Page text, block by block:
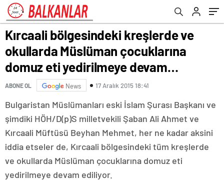
yedirilmeye devam…
Kırcaali bölgesindeki kreşlerde ve
okullarda Müslüman çocuklarına
domuz eti yedirilmeye devam…
ABONE OL News 17 Aralık 2015 18:41
Bulgaristan Müslümanları eski İslam Şurası Başkanı ve
şimdiki HÖH/D(p)S milletvekili Şaban Ali Ahmet ve
Kırcaali Müftüsü Beyhan Mehmet, her ne kadar aksini
iddia etseler de, Kırcaali bölgesindeki tüm kreşlerde
ve okullarda Müslüman çocuklarına domuz eti
yedirilmeye devam ediliyor.